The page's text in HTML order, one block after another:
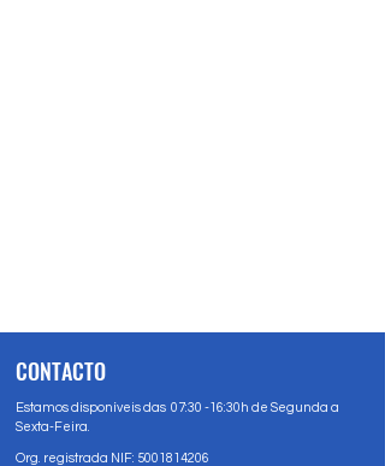
CONTACTO
Estamos disponíveis das 07:30 -16:30h de Segunda a
Sexta-Feira.
Org. registrada NIF: 5001814206